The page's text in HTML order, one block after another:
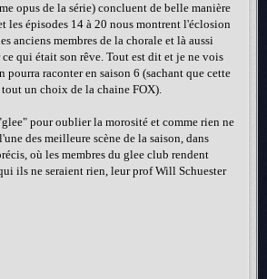
opus de la série) concluent de belle manière
les épisodes 14 à 20 nous montrent l'éclosion
anciens membres de la chorale et là aussi
qui était son rêve. Tout est dit et je ne vois
pourra raconter en saison 6 (sachant que cette
un choix de la chaine FOX).
pour oublier la morosité et comme rien ne
des meilleure scène de la saison, dans
où les membres du glee club rendent
ils ne seraient rien, leur prof Will Schuester